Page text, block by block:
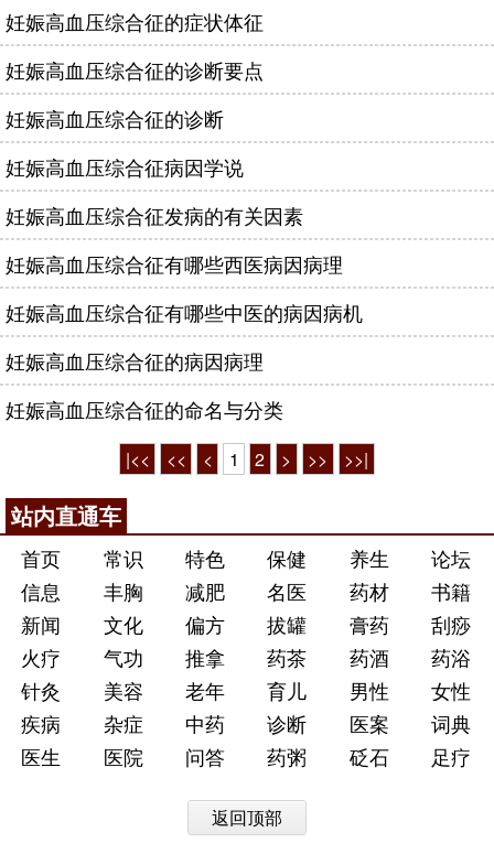
妊娠高血压综合征的症状体征
妊娠高血压综合征的诊断要点
妊娠高血压综合征的诊断
妊娠高血压综合征病因学说
妊娠高血压综合征发病的有关因素
妊娠高血压综合征有哪些西医病因病理
妊娠高血压综合征有哪些中医的病因病机
妊娠高血压综合征的病因病理
妊娠高血压综合征的命名与分类
|<< << < 1 2 > >> >>|
站内直通车
首页 常识 特色 保健 养生
论坛
信息
丰胸 减肥 名医 药材
书籍
新闻
文化 偏方 拔罐 膏药
刮痧
火疗
气功 推拿 药茶 药酒
药浴
针灸
美容 老年 育儿 男性
女性
疾病
杂症 中药 诊断 医案
词典
医生
医院 问答 药粥 砭石 足疗
返回顶部